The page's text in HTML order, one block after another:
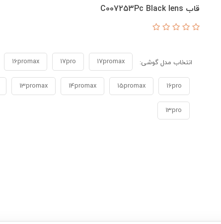
قاب C007253Pc Black lens
انتخاب مدل گوشی: 17promax
17pro
16promax
16pro
15promax
14promax
13promax
13pro